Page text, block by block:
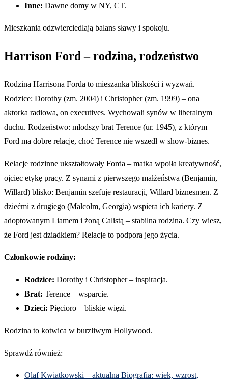
Inne: Dawne domy w NY, CT.
Mieszkania odzwierciedlają balans sławy i spokoju.
Harrison Ford – rodzina, rodzeństwo
Rodzina Harrisona Forda to mieszanka bliskości i wyzwań.
Rodzice: Dorothy (zm. 2004) i Christopher (zm. 1999) – ona
aktorka radiowa, on executives. Wychowali synów w liberalnym
duchu. Rodzeństwo: młodszy brat Terence (ur. 1945), z którym
Ford ma dobre relacje, choć Terence nie wszedł w show-biznes.
Relacje rodzinne ukształtowały Forda – matka wpoiła kreatywność,
ojciec etykę pracy. Z synami z pierwszego małżeństwa (Benjamin,
Willard) blisko: Benjamin szefuje restauracji, Willard biznesmen. Z
dziećmi z drugiego (Malcolm, Georgia) wspiera ich kariery. Z
adoptowanym Liamem i żoną Calistą – stabilna rodzina. Czy wiesz,
że Ford jest dziadkiem? Relacje to podpora jego życia.
Członkowie rodziny:
Rodzice: Dorothy i Christopher – inspiracja.
Brat: Terence – wsparcie.
Dzieci: Pięcioro – bliskie więzi.
Rodzina to kotwica w burzliwym Hollywood.
Sprawdź również:
Olaf Kwiatkowski – aktualna Biografia: wiek, wzrost,